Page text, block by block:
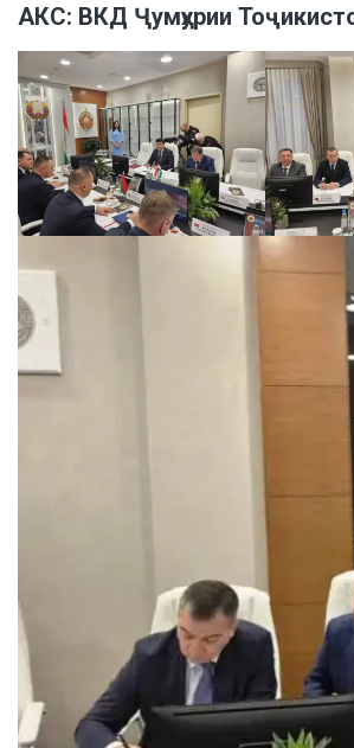
АКС: ВКД Ҷумҳурии